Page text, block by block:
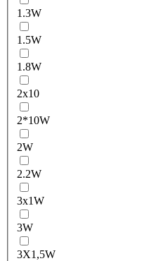
1.3W
1.5W
1.8W
2x10
2*10W
2W
2.2W
3x1W
3W
3X1,5W